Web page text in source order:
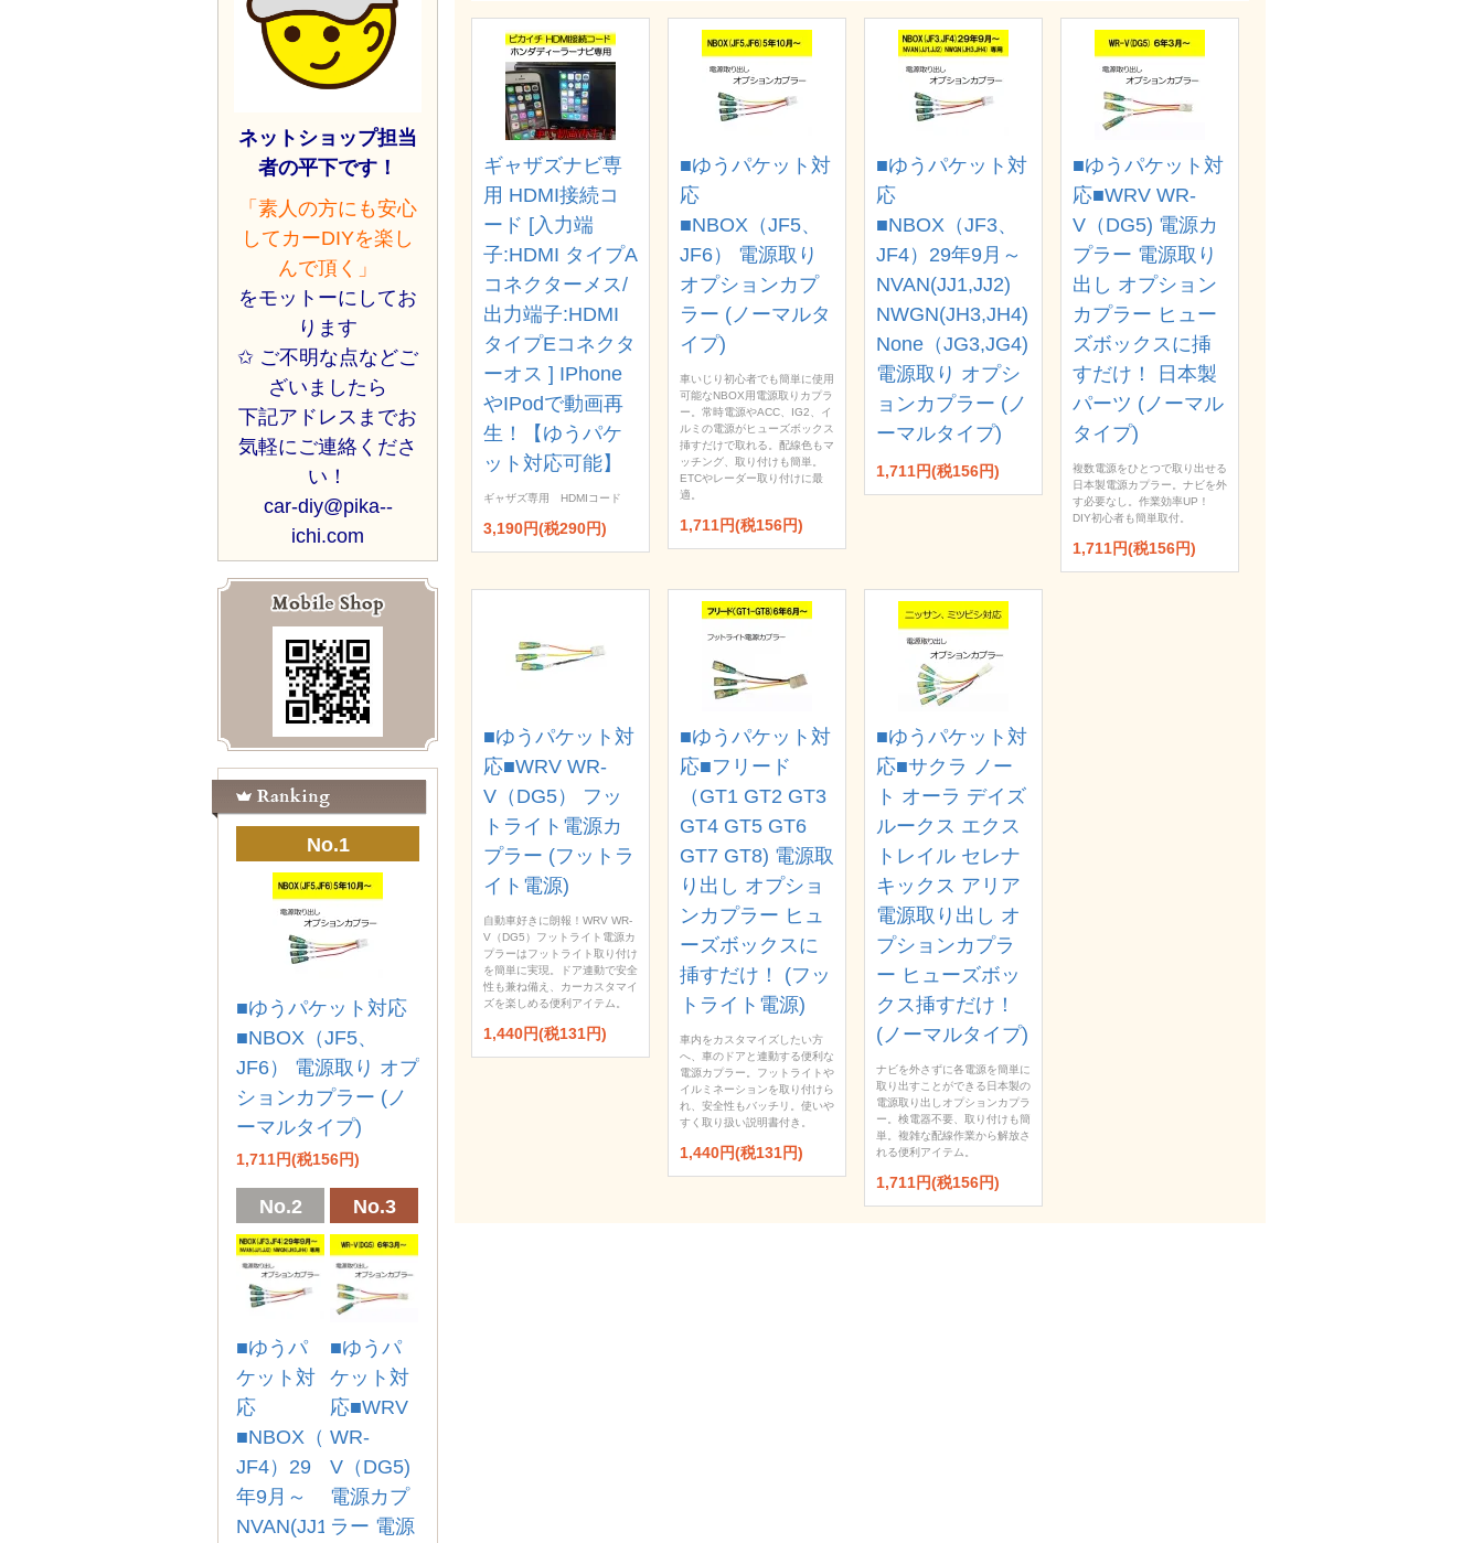
ギャザズナビ専
用 HDMI接続コ
ード [入力端
子:HDMI タイプA
コネクターメス/
出力端子:HDMI
タイプEコネクタ
ーオス ] IPhone
やIPodで動画再
生！【ゆうパケ
ット対応可能】
ギャザズ専用 HDMIコード
3,190円(税290円)
■ゆうパケット対
応
■NBOX（JF5、
JF6） 電源取り
オプションカプ
ラー (ノーマルタ
イプ)
車いじり初心者でも簡単に使用
可能なNBOX用電源取りカプラ
ー。常時電源やACC、IG2、イ
ルミの電源がヒューズボックス
挿すだけで取れる。配線色もマ
ッチング、取り付けも簡単。
ETCやレーダー取り付けに最
適。
1,711円(税156円)
■ゆうパケット対
応
■NBOX（JF3、
JF4）29年9月～
NVAN(JJ1,JJ2)
NWGN(JH3,JH4)
None（JG3,JG4)
電源取り オプシ
ョンカプラー (ノ
ーマルタイプ)
1,711円(税156円)
■ゆうパケット対
応■WRV WR-
V（DG5) 電源カ
プラー 電源取り
出し オプション
カプラー ヒュー
ズボックスに挿
すだけ！ 日本製
パーツ (ノーマル
タイプ)
複数電源をひとつで取り出せる
日本製電源カプラー。ナビを外
す必要なし。作業効率UP！
DIY初心者も簡単取付。
1,711円(税156円)
■ゆうパケット対
応■WRV WR-
V（DG5） フッ
トライト電源カ
プラー (フットラ
イト電源)
自動車好きに朗報！WRV WR-
V（DG5）フットライト電源カ
プラーはフットライト取り付け
を簡単に実現。ドア連動で安全
性も兼ね備え、カーカスタマイ
ズを楽しめる便利アイテム。
1,440円(税131円)
■ゆうパケット対
応■フリード
（GT1 GT2 GT3
GT4 GT5 GT6
GT7 GT8) 電源取
り出し オプショ
ンカプラー ヒュ
ーズボックスに
挿すだけ！ (フッ
トライト電源)
車内をカスタマイズしたい方
へ、車のドアと連動する便利な
電源カプラー。フットライトや
イルミネーションを取り付けら
れ、安全性もバッチリ。使いや
すく取り扱い説明書付き。
1,440円(税131円)
■ゆうパケット対
応■サクラ ノー
ト オーラ デイズ
ルークス エクス
トレイル セレナ
キックス アリア
電源取り出し オ
プションカプラ
ー ヒューズボッ
クス挿すだけ！
(ノーマルタイプ)
ナビを外さずに各電源を簡単に
取り出すことができる日本製の
電源取り出しオプションカプラ
ー。検電器不要、取り付けも簡
単。複雑な配線作業から解放さ
れる便利アイテム。
1,711円(税156円)
ネットショップ担当
者の平下です！
「素人の方にも安心
してカーDIYを楽し
んで頂く」
をモットーにしてお
ります
✩ ご不明な点などご
ざいましたら
下記アドレスまでお
気軽にご連絡くださ
い！
car-diy@pika--
ichi.com
No.1
■ゆうパケット対応
■NBOX（JF5、
JF6） 電源取り オプ
ションカプラー (ノ
ーマルタイプ)
1,711円(税156円)
No.2
■ゆうパ
ケット対
応
■NBOX（JF3、
JF4）29
年9月～
NVAN(JJ1,JJ2)
No.3
■ゆうパ
ケット対
応■WRV
WR-
V（DG5)
電源カプ
ラー 電源